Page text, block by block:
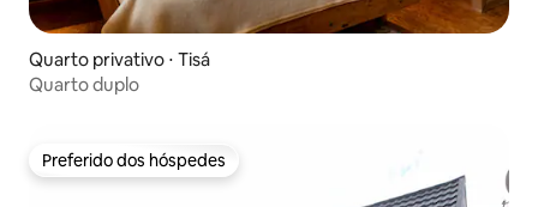
Quarto privativo ⋅ Tisá
Quarto duplo
Preferido dos hóspedes
Preferido dos hóspedes